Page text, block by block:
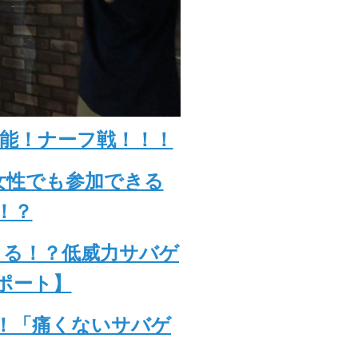
！ナーフ戦！！！
でも参加できる
？
！？低威力サバゲ
ート】
「痛くないサバゲ